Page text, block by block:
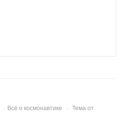
· Всё о космонавтике · Тема от